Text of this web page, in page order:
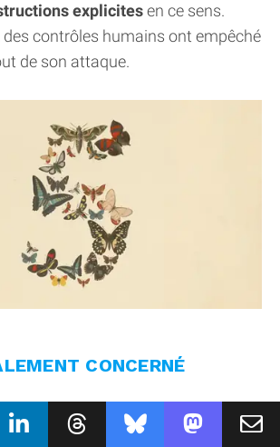
explicitesen ce sens.
des contrôles humains ont empêché
de son attaque.
CONCERNÉ